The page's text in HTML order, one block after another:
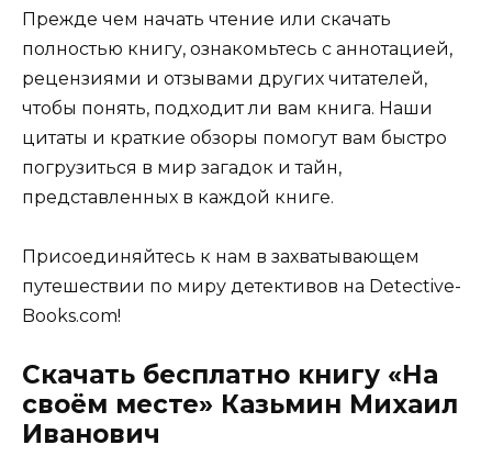
Прежде чем начать чтение или скачать
полностью книгу, ознакомьтесь с аннотацией,
рецензиями и отзывами других читателей,
чтобы понять, подходит ли вам книга. Наши
цитаты и краткие обзоры помогут вам быстро
погрузиться в мир загадок и тайн,
представленных в каждой книге.
Присоединяйтесь к нам в захватывающем
путешествии по миру детективов на Detective-
Books.com!
Скачать бесплатно книгу «На
своём месте» Казьмин Михаил
Иванович